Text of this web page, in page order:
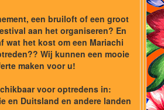
een bruiloft of een groot
aan het organiseren? En
wat het kost om een Mariachi
Wij kunnen een mooie
maken voor u!
voor optredens in:
en Duitsland en andere landen